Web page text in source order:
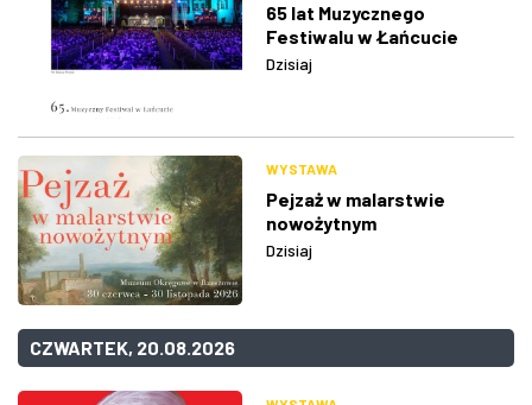
65 lat Muzycznego
Festiwalu w Łańcucie
Dzisiaj
WYSTAWA
Pejzaż w malarstwie
nowożytnym
Dzisiaj
CZWARTEK, 20.08.2026